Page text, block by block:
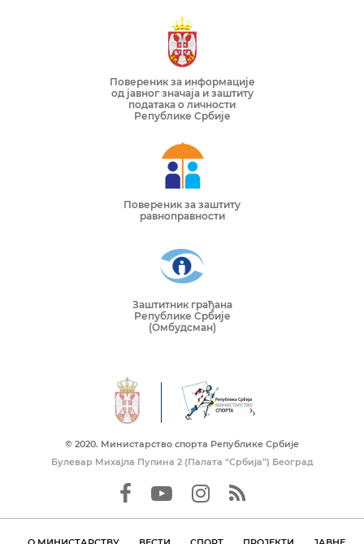
Повереник за информације
од јавног значаја и заштиту
података о личности
Републике Србије
Повереник за заштиту
равноправности
Заштитник грађана
Републике Србије
(Омбудсман)
© 2020. Mинистарство спорта Републике Србије
Булевар Михајла Пупина 2 (Палата “Србија”) Београд